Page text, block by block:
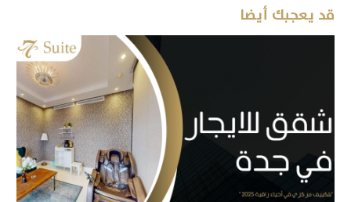
قد يعجبك أيضا